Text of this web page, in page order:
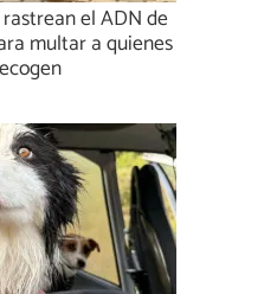
el ADN de
multar a quienes